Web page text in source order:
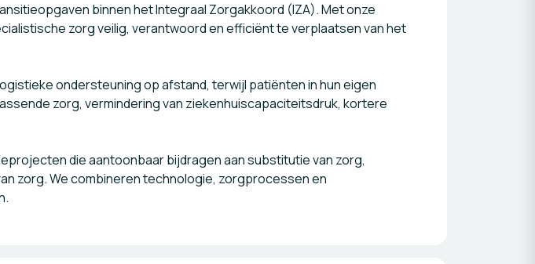
binnen het Integraal Zorgakkoord (IZA). Met onze
zorg veilig, verantwoord en efficiënt te verplaatsen van het
ondersteuning op afstand, terwijl patiënten in hun eigen
zorg, vermindering van ziekenhuiscapaciteitsdruk, kortere
die aantoonbaar bijdragen aan substitutie van zorg,
zorg. We combineren technologie, zorgprocessen en